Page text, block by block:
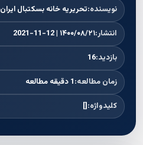
نویسنده:تحریریه خانه بسکتبال ایران
انتشار:۱۴۰۰/۰۸/۲۱ | 2021-11-12
بازدید:16
زمان مطالعه:1 دقیقه مطالعه
کلیدواژه:[]